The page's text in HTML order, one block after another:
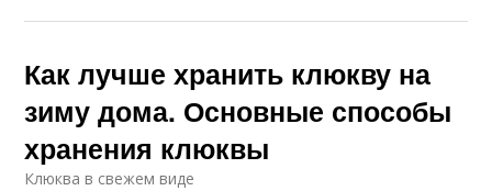
Как лучше хранить клюкву на
зиму дома. Основные способы
хранения клюквы
Клюква в свежем виде